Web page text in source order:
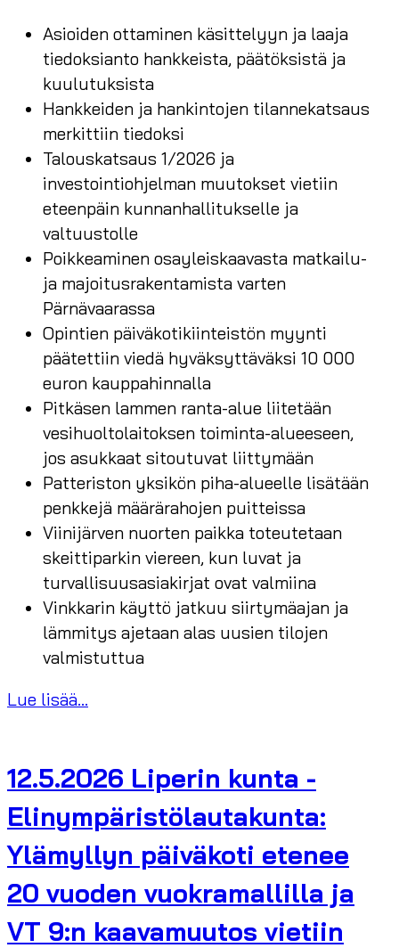
Asioiden ottaminen käsittelyyn ja laaja
tiedoksianto hankkeista, päätöksistä ja
kuulutuksista
Hankkeiden ja hankintojen tilannekatsaus
merkittiin tiedoksi
Talouskatsaus 1/2026 ja
investointiohjelman muutokset vietiin
eteenpäin kunnanhallitukselle ja
valtuustolle
Poikkeaminen osayleiskaavasta matkailu-
ja majoitusrakentamista varten
Pärnävaarassa
Opintien päiväkotikiinteistön myynti
päätettiin viedä hyväksyttäväksi 10 000
euron kauppahinnalla
Pitkäsen lammen ranta-alue liitetään
vesihuoltolaitoksen toiminta-alueeseen,
jos asukkaat sitoutuvat liittymään
Patteriston yksikön piha-alueelle lisätään
penkkejä määrärahojen puitteissa
Viinijärven nuorten paikka toteutetaan
skeittiparkin viereen, kun luvat ja
turvallisuusasiakirjat ovat valmiina
Vinkkarin käyttö jatkuu siirtymäajan ja
lämmitys ajetaan alas uusien tilojen
valmistuttua
Lue lisää...
12.5.2026 Liperin kunta -
Elinympäristölautakunta:
Ylämyllyn päiväkoti etenee
20 vuoden vuokramallilla ja
VT 9:n kaavamuutos vietiin